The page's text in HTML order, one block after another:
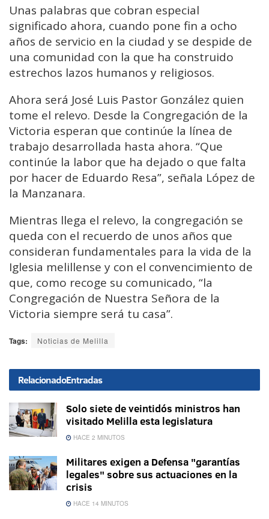
Unas palabras que cobran especial
significado ahora, cuando pone fin a ocho
años de servicio en la ciudad y se despide de
una comunidad con la que ha construido
estrechos lazos humanos y religiosos.
Ahora será José Luis Pastor González quien
tome el relevo. Desde la Congregación de la
Victoria esperan que continúe la línea de
trabajo desarrollada hasta ahora. “Que
continúe la labor que ha dejado o que falta
por hacer de Eduardo Resa”, señala López de
la Manzanara.
Mientras llega el relevo, la congregación se
queda con el recuerdo de unos años que
consideran fundamentales para la vida de la
Iglesia melillense y con el convencimiento de
que, como recoge su comunicado, “la
Congregación de Nuestra Señora de la
Victoria siempre será tu casa”.
Tags: Noticias de Melilla
RelacionadoEntradas
Solo siete de veintidós ministros han
visitado Melilla esta legislatura
HACE 2 MINUTOS
Militares exigen a Defensa "garantías
legales" sobre sus actuaciones en la
crisis
HACE 14 MINUTOS